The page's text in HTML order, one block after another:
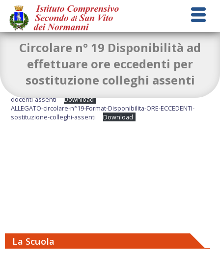
La Scuola
Circolare n° 19 Disponibilità ad
effettuare ore eccedenti per
sostituzione colleghi assenti
circolare-n-19-Disponibilita-ore-eccedenti-per-sostituzione-
docenti-assenti
Download
ALLEGATO-circolare-n°19-Format-Disponibilita-ORE-ECCEDENTI-
sostituzione-colleghi-assenti
Download